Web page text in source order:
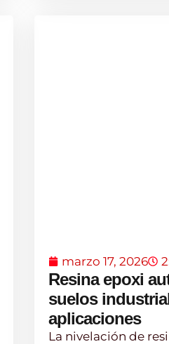
marzo 17, 2026
Resina epoxi
suelos
aplicaciones
La nivelación de